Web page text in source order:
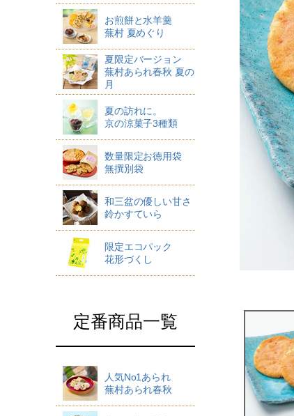
お煎餅と水羊羹
蕪村 夏めぐり
夏限定バージョン
蕪村あられ春秋 夏の
月
夏の訪れに。
京の涼菓子3種類
数量限定お徳用袋
無撰別袋
和三盆の優しい甘さ
鈴かすていら
限定エコパック
花形づくし
定番商品一覧
人気No1あられ
蕪村あられ春秋